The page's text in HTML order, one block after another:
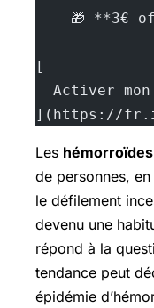
🎁 **3€
[
Activer mon
](https://
Les hémorroïdes
de personnes,
le défilement
devenu une
répond à la
tendance peut
épidémie